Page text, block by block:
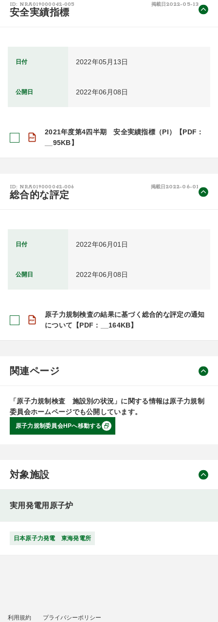
ID: NRA019000042-005 掲載日 2022-05-13
安全実績指標
日付 2022年05月13日
公開日 2022年06月08日
2021年度第4四半期 安全実績指標（PI）【PDF：
__95KB】
ID: NRA019000042-006 掲載日 2022-06-01
総合的な評定
日付 2022年06月01日
公開日 2022年06月08日
原子力規制検査の結果に基づく総合的な評定の通知
について【PDF：__164KB】
関連ページ
「原子力規制検査 施設別の状況」に関する情報は原子力規制
委員会ホームページでも公開しています。
原子力規制委員会HPへ移動する
対象施設
実用発電用原子炉
日本原子力発電 東海発電所
利用規約 プライバシーポリシー